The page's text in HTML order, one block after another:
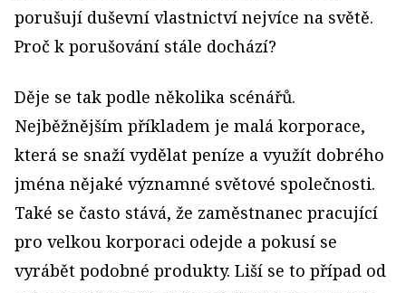
porušují duševní vlastnictví nejvíce na světě.
Proč k porušování stále dochází?
Děje se tak podle několika scénářů.
Nejběžnějším příkladem je malá korporace,
která se snaží vydělat peníze a využít dobrého
jména nějaké významné světové společnosti.
Také se často stává, že zaměstnanec pracující
pro velkou korporaci odejde a pokusí se
vyrábět podobné produkty. Liší se to případ od